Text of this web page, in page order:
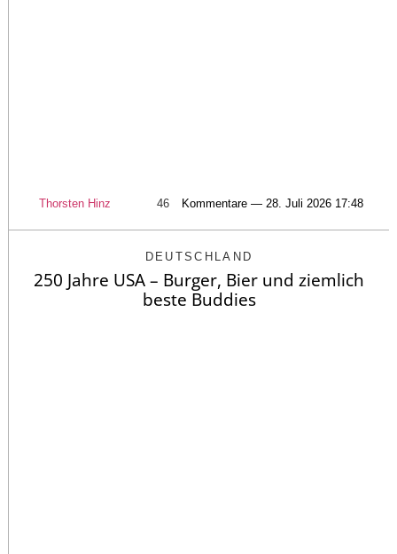
Thorsten Hinz 46 Kommentare — 28. Juli 2026 17:48
DEUTSCHLAND
250 Jahre USA – Burger, Bier und ziemlich
beste Buddies